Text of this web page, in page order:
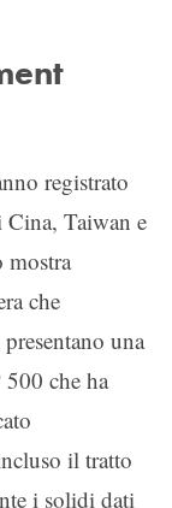
registrato
Cina, Taiwan e
mostra
che
una
500 che ha
il tratto
i solidi dati